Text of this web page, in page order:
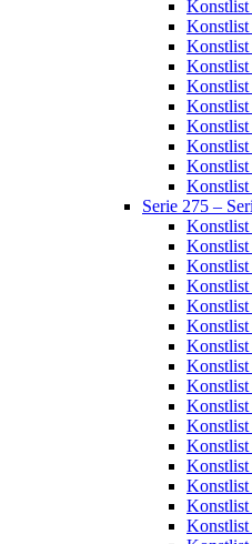
Konstlist
Konstlist
Konstlist
Konstlist
Konstlist
Konstlist
Konstlist
Konstlist
Konstlist
Konstlist
Serie 275 –
Konstlist
Konstlist
Konstlist
Konstlist
Konstlist
Konstlist
Konstlist
Konstlist
Konstlist
Konstlist
Konstlist
Konstlist
Konstlist
Konstlist
Konstlist
Konstlist